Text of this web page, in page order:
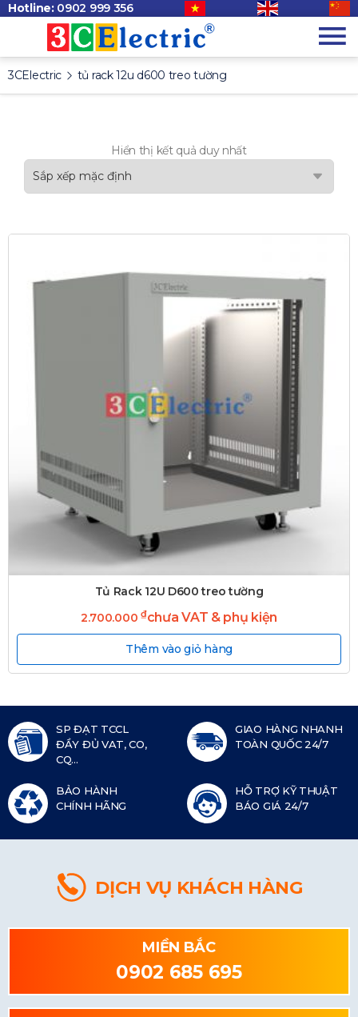
Hotline: 0902 999 356
3CElectric tủ rack 12u d600 treo tường
Hiển thị kết quả duy nhất
Tủ Rack 12U D600 treo tường
2.700.000 ₫chưa VAT & phụ kiện
Thêm vào giỏ hàng
SP ĐẠT TCCL
ĐẦY ĐỦ VAT, CO,
CQ...
GIAO HÀNG NHANH
TOÀN QUỐC 24/7
BẢO HÀNH
CHÍNH HÃNG
HỖ TRỢ KỸ THUẬT
BÁO GIÁ 24/7
DỊCH VỤ KHÁCH HÀNG
MIỀN BẮC
0902 685 695